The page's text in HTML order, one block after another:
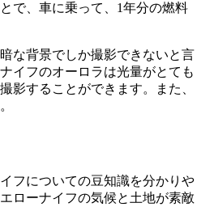
で、車に乗って、1年分の燃料
な背景でしか撮影できないと言
イフのオーロラは光量がとても
影することができます。また、
フについての豆知識を分かりや
ローナイフの気候と土地が素敵